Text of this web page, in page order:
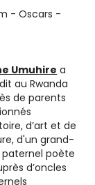
- Oscars -
Umuhire a
au Rwanda
de parents
d’art et de
d'un grand-
paternel poète
d’oncles